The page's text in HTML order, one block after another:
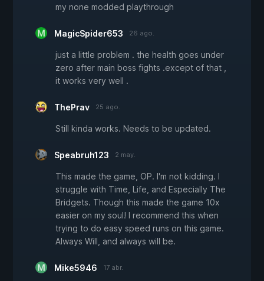
my none modded playthrough
MagicSpider653 26 ago.
just a little problem . the health goes under
zero after main boss fights .except of that ,
it works very well .
ThePrav 25 ago.
Still kinda works. Needs to be updated.
Speabruh123 2 may.
This made the game, OP. I'm not kidding. I
struggle with Time, Life, and Especially The
Bridgets. Though this made the game 10x
easier on my soul! I recommend this when
trying to do easy speed runs on this game.
Always Will, and always will be.
Mike5946 17 abr.